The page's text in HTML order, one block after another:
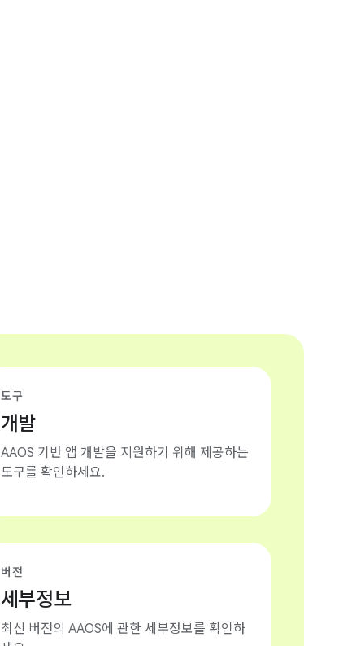
도구
개발
AAOS 기반 앱 개발을 지원하기 위해 제공하는
도구를 확인하세요.
버전
세부정보
최신 버전의 AAOS에 관한 세부정보를 확인하